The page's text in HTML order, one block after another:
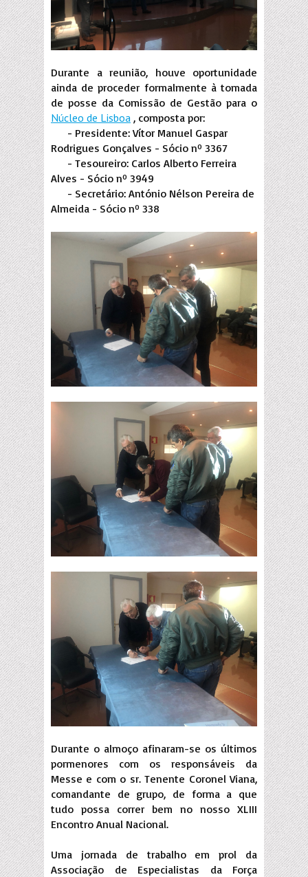
Durante a reunião, houve oportunidade
ainda de proceder formalmente à tomada
de posse da Comissão de Gestão para o
Núcleo de Lisboa , composta por:
- Presidente: Vítor Manuel Gaspar
Rodrigues Gonçalves - Sócio nº 3367
- Tesoureiro: Carlos Alberto Ferreira
Alves - Sócio nº 3949
- Secretário: António Nélson Pereira de
Almeida - Sócio nº 338
Durante o almoço afinaram-se os últimos
pormenores com os responsáveis da
Messe e com o sr. Tenente Coronel Viana,
comandante de grupo, de forma a que
tudo possa correr bem no nosso XLIII
Encontro Anual Nacional.
Uma jornada de trabalho em prol da
Associação de Especialistas da Força